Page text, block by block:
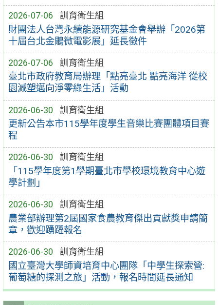
2026-07-06 訓育衛生組
財團法人台灣永續能源研究基金會舉辦「2026第
十屆台北金鵰微電影展」延長徵件
2026-07-06 訓育衛生組
臺北市政府教育局辦理「點亮臺北 點亮海洋 從校
園減塑邁向淨零綠生活」活動
2026-06-30 訓育衛生組
更新公告本市115學年度學生音樂比賽團體項目賽
程
2026-06-30 訓育衛生組
「115學年度第1學期臺北市學校環境教育中心遊
學計劃」
2026-06-30 訓育衛生組
農業部辦理第2屆國家食農教育傑出貢獻獎申請簡
章，歡迎踴躍報名
2026-06-30 訓育衛生組
國立臺灣大學師資培育中心團隊「中學生探索營:
葡萄糖的探測之旅」活動，報名時間延長通知